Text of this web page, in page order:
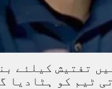
تفتیش کیلئے
ٹیم کو ہٹادیا